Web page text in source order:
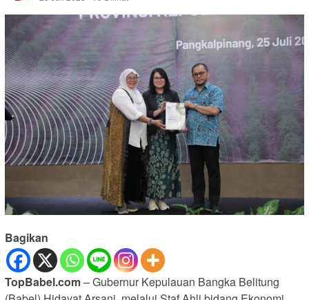
Bagikan
TopBabel.com– Gubernur Kepulauan Bangka Belitung